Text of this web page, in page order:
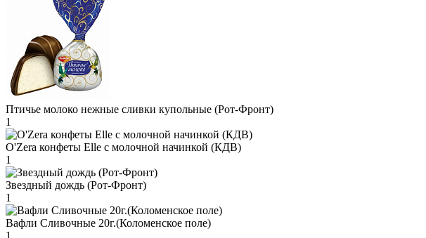
Птичье молоко нежные сливки купольные (Рот-Фронт)
1
O'Zera конфеты Elle с молочной начинкой (КДВ)
1
Звездный дождь (Рот-Фронт)
1
Вафли Сливочные 20г.(Коломенское поле)
1